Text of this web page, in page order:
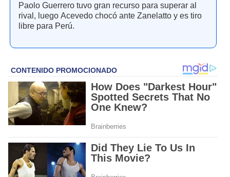
Paolo Guerrero tuvo gran recurso para superar al
rival, luego Acevedo chocó ante Zanelatto y es tiro
libre para Perú.